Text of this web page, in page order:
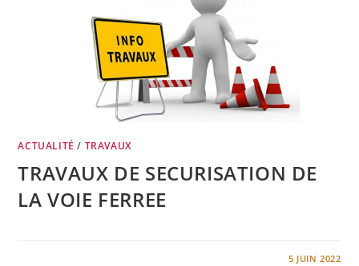
ACTUALITÉ / TRAVAUX
TRAVAUX DE SECURISATION DE
LA VOIE FERREE
5 JUIN 2022